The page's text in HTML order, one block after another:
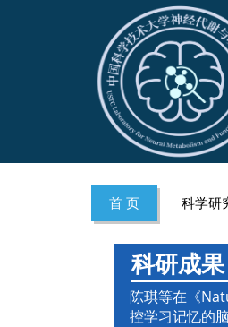
首 页 科学研
科研成果
陈琪等在《
控学习记忆的